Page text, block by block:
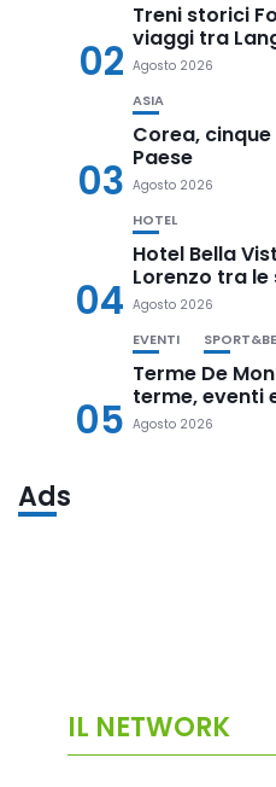
02
Treni storici
viaggi tra
Agosto 2026
03
ASIA
Corea,
Paese
Agosto 2026
04
HOTEL
Hotel Bella
Lorenzo tra le
Agosto 2026
05
EVENTI
Terme De
terme, eventi
Agosto 2026
Ads
IL NETWORK